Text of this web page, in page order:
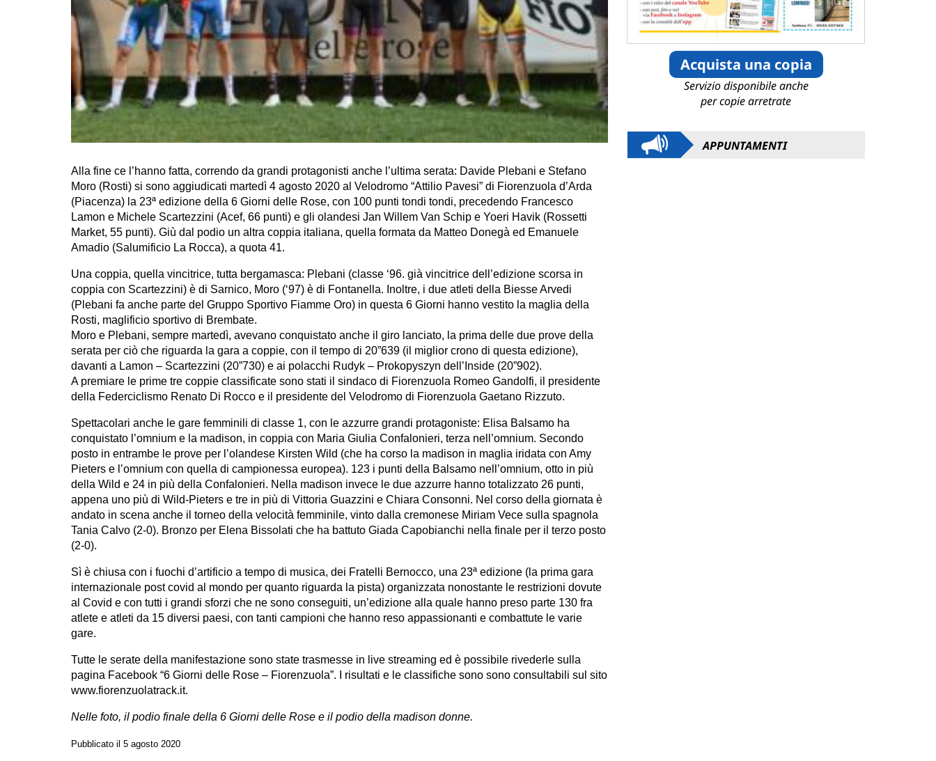
Alla fine ce l’hanno fatta, correndo da grandi protagonisti anche l’ultima serata: Davide Plebani e Stefano
Moro (Rosti) si sono aggiudicati martedì 4 agosto 2020 al Velodromo “Attilio Pavesi” di Fiorenzuola d’Arda
(Piacenza) la 23ª edizione della 6 Giorni delle Rose, con 100 punti tondi tondi, precedendo Francesco
Lamon e Michele Scartezzini (Acef, 66 punti) e gli olandesi Jan Willem Van Schip e Yoeri Havik (Rossetti
Market, 55 punti). Giù dal podio un altra coppia italiana, quella formata da Matteo Donegà ed Emanuele
Amadio (Salumificio La Rocca), a quota 41.
Una coppia, quella vincitrice, tutta bergamasca: Plebani (classe ‘96. già vincitrice dell’edizione scorsa in
coppia con Scartezzini) è di Sarnico, Moro (‘97) è di Fontanella. Inoltre, i due atleti della Biesse Arvedi
(Plebani fa anche parte del Gruppo Sportivo Fiamme Oro) in questa 6 Giorni hanno vestito la maglia della
Rosti, maglificio sportivo di Brembate.
Moro e Plebani, sempre martedì, avevano conquistato anche il giro lanciato, la prima delle due prove della
serata per ciò che riguarda la gara a coppie, con il tempo di 20”639 (il miglior crono di questa edizione),
davanti a Lamon – Scartezzini (20”730) e ai polacchi Rudyk – Prokopyszyn dell’Inside (20”902).
A premiare le prime tre coppie classificate sono stati il sindaco di Fiorenzuola Romeo Gandolfi, il presidente
della Federciclismo Renato Di Rocco e il presidente del Velodromo di Fiorenzuola Gaetano Rizzuto.
Spettacolari anche le gare femminili di classe 1, con le azzurre grandi protagoniste: Elisa Balsamo ha
conquistato l’omnium e la madison, in coppia con Maria Giulia Confalonieri, terza nell’omnium. Secondo
posto in entrambe le prove per l’olandese Kirsten Wild (che ha corso la madison in maglia iridata con Amy
Pieters e l’omnium con quella di campionessa europea). 123 i punti della Balsamo nell’omnium, otto in più
della Wild e 24 in più della Confalonieri. Nella madison invece le due azzurre hanno totalizzato 26 punti,
appena uno più di Wild-Pieters e tre in più di Vittoria Guazzini e Chiara Consonni. Nel corso della giornata è
andato in scena anche il torneo della velocità femminile, vinto dalla cremonese Miriam Vece sulla spagnola
Tania Calvo (2-0). Bronzo per Elena Bissolati che ha battuto Giada Capobianchi nella finale per il terzo posto
(2-0).
Sì è chiusa con i fuochi d’artificio a tempo di musica, dei Fratelli Bernocco, una 23ª edizione (la prima gara
internazionale post covid al mondo per quanto riguarda la pista) organizzata nonostante le restrizioni dovute
al Covid e con tutti i grandi sforzi che ne sono conseguiti, un’edizione alla quale hanno preso parte 130 fra
atlete e atleti da 15 diversi paesi, con tanti campioni che hanno reso appassionanti e combattute le varie
gare.
Tutte le serate della manifestazione sono state trasmesse in live streaming ed è possibile rivederle sulla
pagina Facebook “6 Giorni delle Rose – Fiorenzuola”. I risultati e le classifiche sono sono consultabili sul sito
www.fiorenzuolatrack.it.
Nelle foto, il podio finale della 6 Giorni delle Rose e il podio della madison donne.
Pubblicato il 5 agosto 2020
Acquista una copia
Servizio disponibile anche
per copie arretrate
APPUNTAMENTI